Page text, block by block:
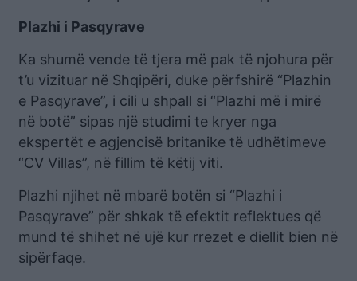
Plazhi i Pasqyrave
Ka shumë vende të tjera më pak të njohura për
t’u vizituar në Shqipëri, duke përfshirë “Plazhin
e Pasqyrave”, i cili u shpall si “Plazhi më i mirë
në botë” sipas një studimi te kryer nga
ekspertët e agjencisë britanike të udhëtimeve
“CV Villas”, në fillim të këtij viti.
Plazhi njihet në mbarë botën si “Plazhi i
Pasqyrave” për shkak të efektit reflektues që
mund të shihet në ujë kur rrezet e diellit bien në
sipërfaqe.